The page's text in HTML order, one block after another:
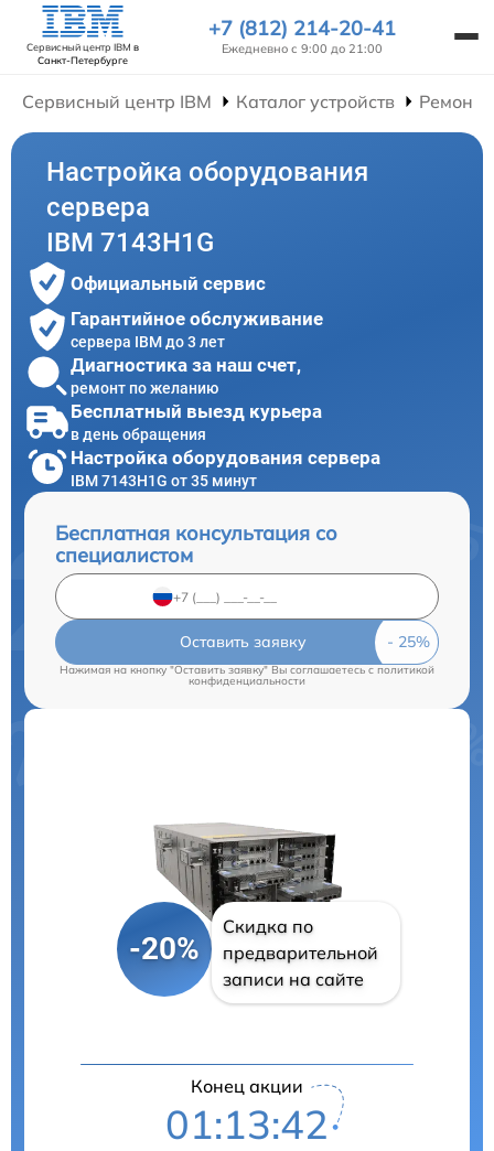
Сервисный центр IBM в
Санкт-Петербурге
+7 (812) 214-20-41
Ежедневно с 9:00 до 21:00
Сервисный центр IBM Каталог устройств Ремонт
Настройка оборудования
сервера
IBM 7143H1G
Официальный сервис
Гарантийное обслуживание
сервера IBM до 3 лет
Диагностика за наш счет,
ремонт по желанию
Бесплатный выезд курьера
в день обращения
Настройка оборудования сервера
IBM 7143H1G от 35 минут
Бесплатная консультация со
специалистом
Оставить заявку
Нажимая на кнопку "Оставить заявку" Вы соглашаетесь c политикой
конфиденциальности
-20%
Скидка по
предварительной
записи на сайте
Конец акции
01:13:41